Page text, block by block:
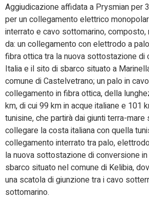
Aggiudicazione affidata a Prysmian per
per un collegamento elettrico
interrato e cavo sottomarino, composto,
da: un collegamento con elettrodo a
fibra ottica tra la nuova sottostazione di
Italia e il sito di sbarco situato a
comune di Castelvetrano; un palo in
collegamento in fibra ottica, della
km, di cui 99 km in acque italiane e 101
tunisine, che partirà dai giunti terra-mare
collegare la costa italiana con quella
collegamento interrato tra palo,
la nuova sottostazione di conversione
sbarco situato nel comune di Kelibia,
una scatola di giunzione tra i cavo
sottomarino.